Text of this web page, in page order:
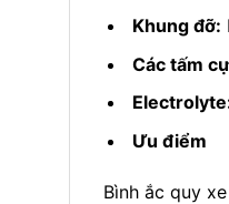
Khung đỡ:
Các tấm
Ưu điểm
Bình ắc quy